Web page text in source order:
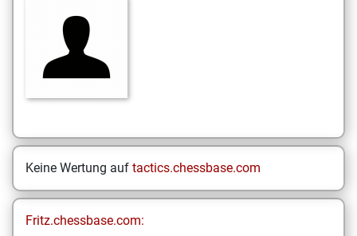
Keine Wertung auf tactics.chessbase.com
Fritz.chessbase.com: